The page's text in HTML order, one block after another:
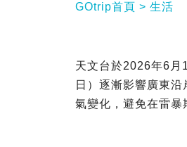
GOtrip首頁 生活
天文台於2026年6月
日）逐漸影響廣東
氣變化，避免在雷暴